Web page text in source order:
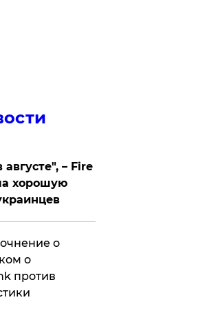
– Fire
хорошую
о
о
против